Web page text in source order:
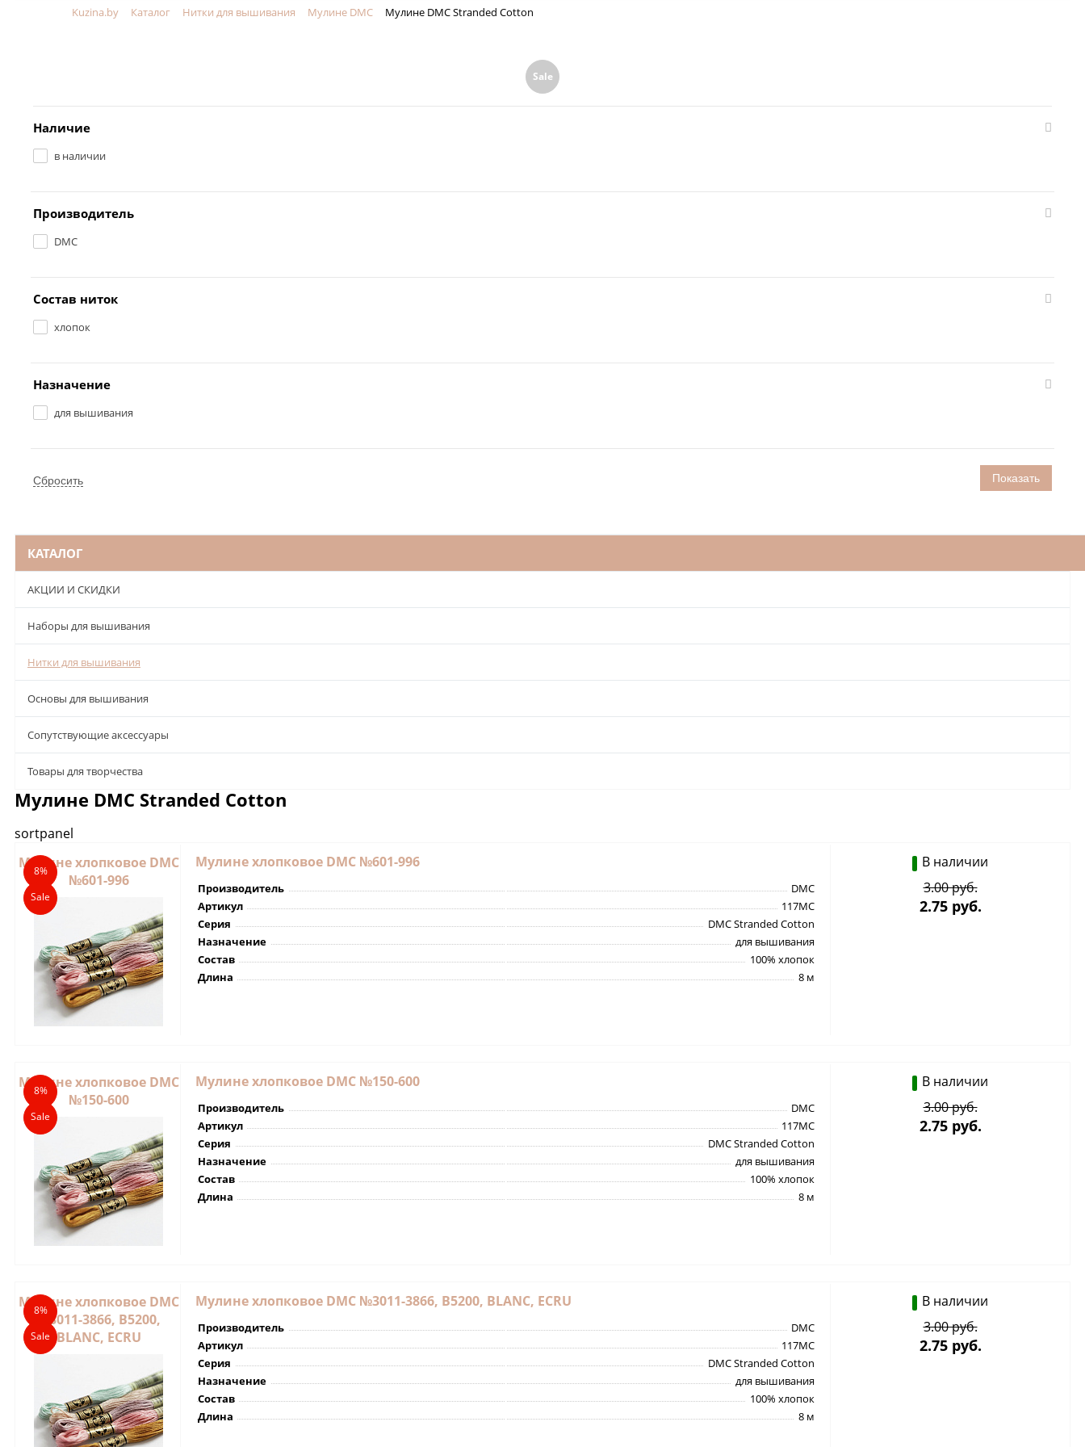
Kuzina.by Каталог Нитки для вышивания Мулине DMC Мулине DMC Stranded Cotton
Sale
Наличие
в наличии
Производитель
DMC
Состав ниток
хлопок
Назначение
для вышивания
КАТАЛОГ
АКЦИИ И СКИДКИ
Наборы для вышивания
Нитки для вышивания
Основы для вышивания
Сопутствующие аксессуары
Товары для творчества
Мулине DMC Stranded Cotton
sortpanel
Мулине хлопковое DMC
№601-996
8%
Sale
Мулине хлопковое DMC №601-996
Производитель
DMC
Артикул
117MC
Серия
DMC Stranded Cotton
Назначение
для вышивания
Состав
100% хлопок
Длина
8 м
В наличии
3.00 руб.
2.75 руб.
Мулине хлопковое DMC
№150-600
8%
Sale
Мулине хлопковое DMC №150-600
Производитель
DMC
Артикул
117MC
Серия
DMC Stranded Cotton
Назначение
для вышивания
Состав
100% хлопок
Длина
8 м
В наличии
3.00 руб.
2.75 руб.
Мулине хлопковое DMC
№3011-3866, B5200,
BLANC, ECRU
8%
Sale
Мулине хлопковое DMC №3011-3866, B5200, BLANC, ECRU
Производитель
DMC
Артикул
117MC
Серия
DMC Stranded Cotton
Назначение
для вышивания
Состав
100% хлопок
Длина
8 м
В наличии
3.00 руб.
2.75 руб.